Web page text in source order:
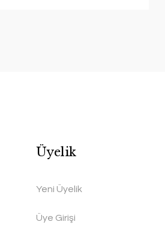
Üyelik
Yeni Üyelik
Üye Girişi